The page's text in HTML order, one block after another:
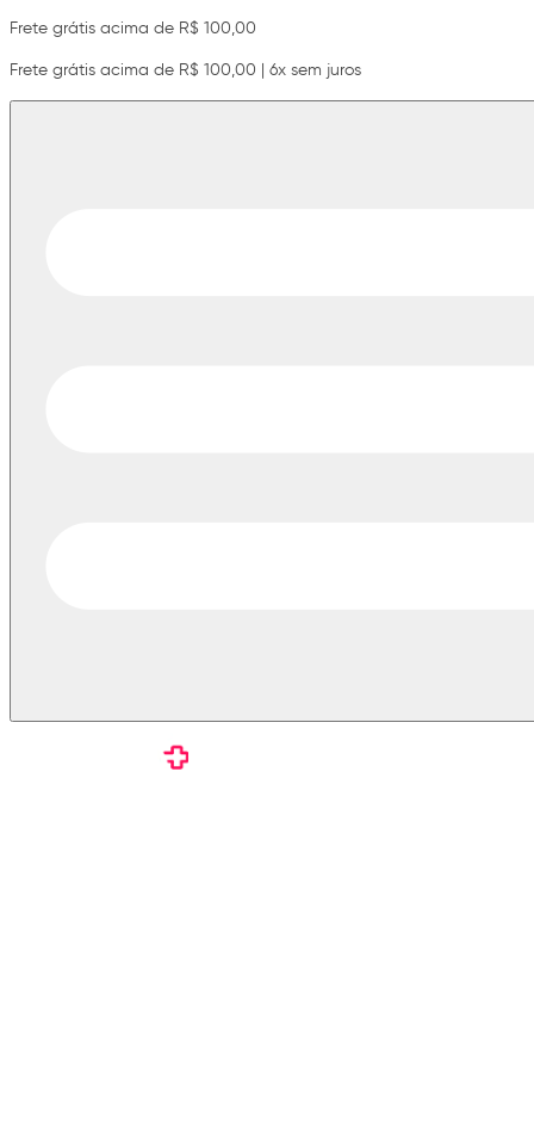
Frete grátis acima de R$ 100,00
Frete grátis acima de R$ 100,00 | 6x sem juros